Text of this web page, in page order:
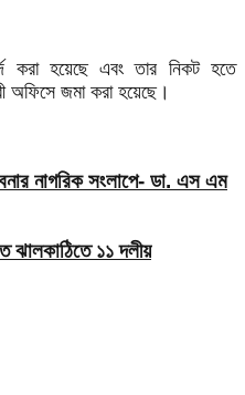
করা হয়েছে এবং তার নিকট হতে
অফিসে জমা করা হয়েছে।
নাগরিক সংলাপে- ডা. এস এম
ঝালকাঠিতে ১১ দলীয়